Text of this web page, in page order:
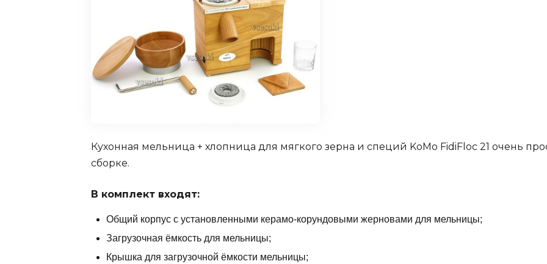
Кухонная мельница + хлопница для мягкого зерна и специй KoMo FidiFloc 21 очень
сборке.
В комплект входят:
Общий корпус с установленными керамо-корундовыми жерновами для мельницы;
Загрузочная ёмкость для мельницы;
Крышка для загрузочной ёмкости мельницы;